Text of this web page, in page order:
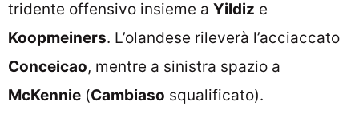
tridente offensivo insieme a Yildiz e
Koopmeiners. L’olandese rileverà l’acciaccato
Conceicao, mentre a sinistra spazio a
McKennie (Cambiaso squalificato).